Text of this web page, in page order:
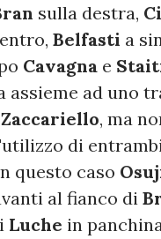
sulla destra,
Belfasti a
Cavagna e
assieme ad uno
Zaccariello, ma
di
questo caso
al fianco di
Luche in